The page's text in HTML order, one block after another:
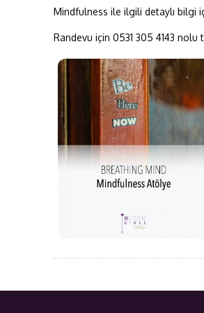
Mindfulness ile ilgili detaylı bilgi
Randevu için 0531 305 4143